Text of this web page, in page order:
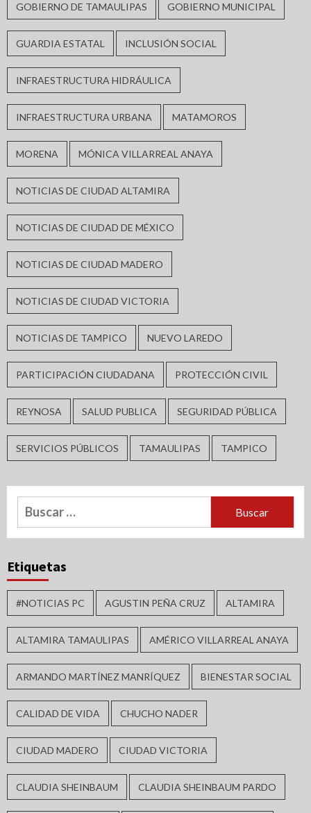
GOBIERNO DE TAMAULIPAS GOBIERNO MUNICIPAL
GUARDIA ESTATAL INCLUSIÓN SOCIAL
INFRAESTRUCTURA HIDRÁULICA
INFRAESTRUCTURA URBANA MATAMOROS
MORENA MÓNICA VILLARREAL ANAYA
NOTICIAS DE CIUDAD ALTAMIRA
NOTICIAS DE CIUDAD DE MÉXICO
NOTICIAS DE CIUDAD MADERO
NOTICIAS DE CIUDAD VICTORIA
NOTICIAS DE TAMPICO NUEVO LAREDO
PARTICIPACIÓN CIUDADANA PROTECCIÓN CIVIL
REYNOSA SALUD PUBLICA SEGURIDAD PÚBLICA
SERVICIOS PÚBLICOS TAMAULIPAS TAMPICO
Buscar:
Etiquetas
#NOTICIAS PC AGUSTIN PEÑA CRUZ ALTAMIRA
ALTAMIRA TAMAULIPAS AMÉRICO VILLARREAL ANAYA
ARMANDO MARTÍNEZ MANRÍQUEZ BIENESTAR SOCIAL
CALIDAD DE VIDA CHUCHO NADER
CIUDAD MADERO CIUDAD VICTORIA
CLAUDIA SHEINBAUM CLAUDIA SHEINBAUM PARDO